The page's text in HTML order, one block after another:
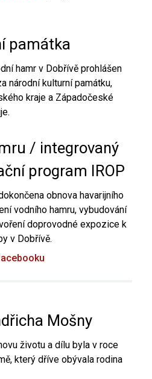
památka
hamr v Dobřívě prohlášen
národní kulturní památku,
kraje a Západočeské
/ integrovaný
program IROP
obnova havarijního
vodního hamru, vybudování
doprovodné expozice k
v Dobřívě.
Mošny
životu a dílu byla v roce
který dříve obývala rodina